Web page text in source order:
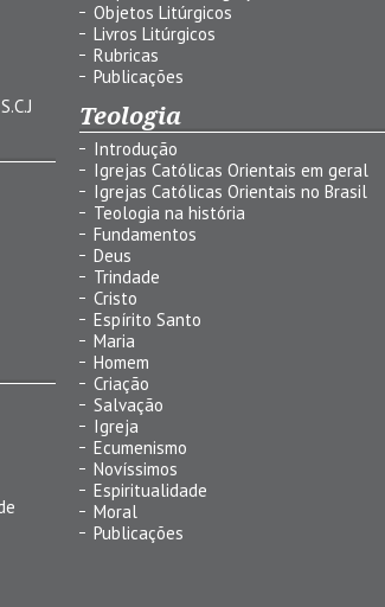
Objetos Litúrgicos
Livros Litúrgicos
Rubricas
Publicações
Teologia
Introdução
Igrejas Católicas Orientais em geral
Igrejas Católicas Orientais no Brasil
Teologia na história
Fundamentos
Deus
Trindade
Cristo
Espírito Santo
Maria
Homem
Criação
Salvação
Igreja
Ecumenismo
Novíssimos
Espiritualidade
Moral
Publicações